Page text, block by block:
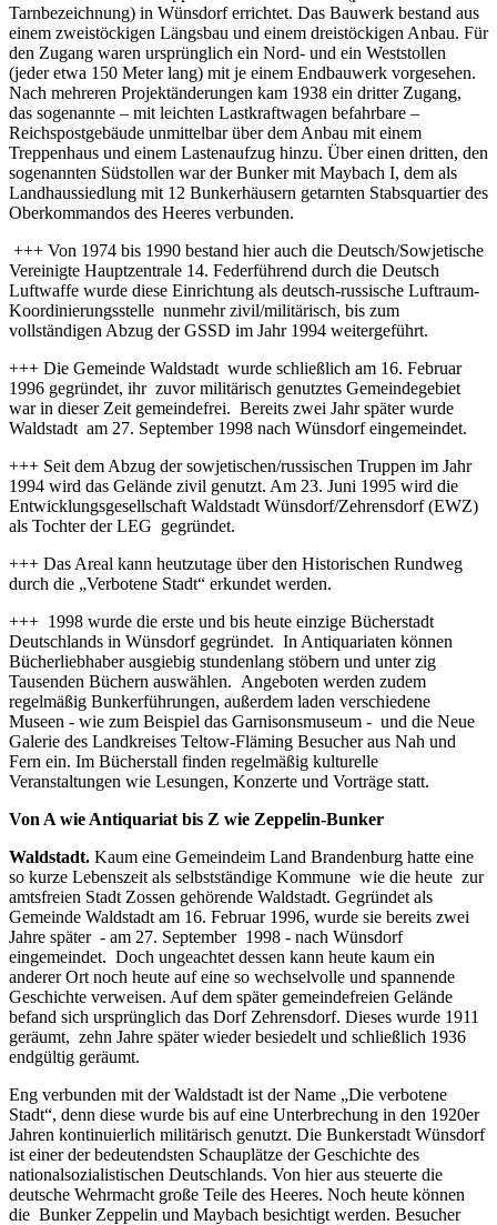
Tarnbezeichnung) in Wünsdorf errichtet. Das Bauwerk bestand aus
einem zweistöckigen Längsbau und einem dreistöckigen Anbau. Für
den Zugang waren ursprünglich ein Nord- und ein Weststollen
(jeder etwa 150 Meter lang) mit je einem Endbauwerk vorgesehen.
Nach mehreren Projektänderungen kam 1938 ein dritter Zugang,
das sogenannte – mit leichten Lastkraftwagen befahrbare –
Reichspostgebäude unmittelbar über dem Anbau mit einem
Treppenhaus und einem Lastenaufzug hinzu. Über einen dritten, den
sogenannten Südstollen war der Bunker mit Maybach I, dem als
Landhaussiedlung mit 12 Bunkerhäusern getarnten Stabsquartier des
Oberkommandos des Heeres verbunden.
+++ Von 1974 bis 1990 bestand hier auch die Deutsch/Sowjetische
Vereinigte Hauptzentrale 14. Federführend durch die Deutsch
Luftwaffe wurde diese Einrichtung als deutsch-russische Luftraum-
Koordinierungsstelle nunmehr zivil/militärisch, bis zum
vollständigen Abzug der GSSD im Jahr 1994 weitergeführt.
+++ Die Gemeinde Waldstadt wurde schließlich am 16. Februar
1996 gegründet, ihr zuvor militärisch genutztes Gemeindegebiet
war in dieser Zeit gemeindefrei. Bereits zwei Jahr später wurde
Waldstadt am 27. September 1998 nach Wünsdorf eingemeindet.
+++ Seit dem Abzug der sowjetischen/russischen Truppen im Jahr
1994 wird das Gelände zivil genutzt. Am 23. Juni 1995 wird die
Entwicklungsgesellschaft Waldstadt Wünsdorf/Zehrensdorf (EWZ)
als Tochter der LEG gegründet.
+++ Das Areal kann heutzutage über den Historischen Rundweg
durch die „Verbotene Stadt“ erkundet werden.
+++ 1998 wurde die erste und bis heute einzige Bücherstadt
Deutschlands in Wünsdorf gegründet. In Antiquariaten können
Bücherliebhaber ausgiebig stundenlang stöbern und unter zig
Tausenden Büchern auswählen. Angeboten werden zudem
regelmäßig Bunkerführungen, außerdem laden verschiedene
Museen - wie zum Beispiel das Garnisonsmuseum - und die Neue
Galerie des Landkreises Teltow-Fläming Besucher aus Nah und
Fern ein. Im Bücherstall finden regelmäßig kulturelle
Veranstaltungen wie Lesungen, Konzerte und Vorträge statt.
Von A wie Antiquariat bis Z wie Zeppelin-Bunker
Waldstadt. Kaum eine Gemeindeim Land Brandenburg hatte eine
so kurze Lebenszeit als selbstständige Kommune wie die heute zur
amtsfreien Stadt Zossen gehörende Waldstadt. Gegründet als
Gemeinde Waldstadt am 16. Februar 1996, wurde sie bereits zwei
Jahre später - am 27. September 1998 - nach Wünsdorf
eingemeindet. Doch ungeachtet dessen kann heute kaum ein
anderer Ort noch heute auf eine so wechselvolle und spannende
Geschichte verweisen. Auf dem später gemeindefreien Gelände
befand sich ursprünglich das Dorf Zehrensdorf. Dieses wurde 1911
geräumt, zehn Jahre später wieder besiedelt und schließlich 1936
endgültig geräumt.
Eng verbunden mit der Waldstadt ist der Name „Die verbotene
Stadt“, denn diese wurde bis auf eine Unterbrechung in den 1920er
Jahren kontinuierlich militärisch genutzt. Die Bunkerstadt Wünsdorf
ist einer der bedeutendsten Schauplätze der Geschichte des
nationalsozialistischen Deutschlands. Von hier aus steuerte die
deutsche Wehrmacht große Teile des Heeres. Noch heute können
die Bunker Zeppelin und Maybach besichtigt werden. Besucher